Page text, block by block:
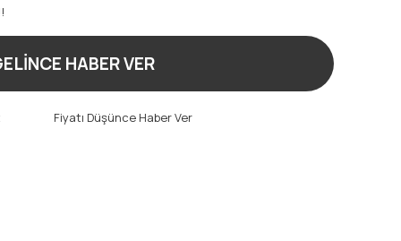
HABER VER
Fiyatı Düşünce Haber Ver